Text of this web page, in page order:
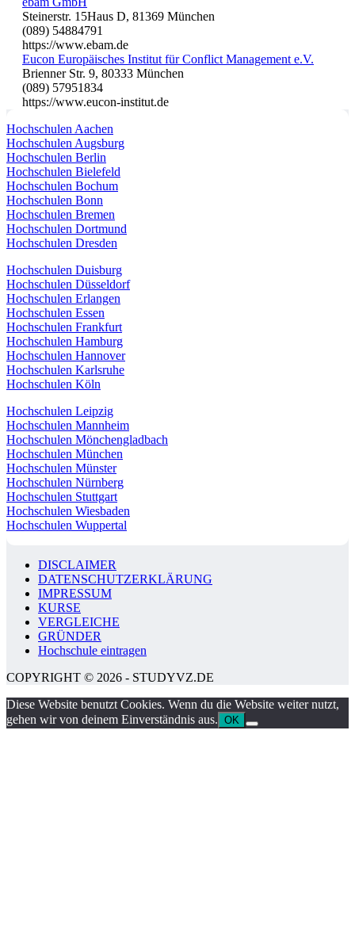
Steinerstr. 15Haus D, 81369 München
(089) 54884791
https://www.ebam.de
Eucon Europäisches Institut für Conflict Management e.V.
Brienner Str. 9, 80333 München
(089) 57951834
https://www.eucon-institut.de
Hochschulen Aachen
Hochschulen Augsburg
Hochschulen Berlin
Hochschulen Bielefeld
Hochschulen Bochum
Hochschulen Bonn
Hochschulen Bremen
Hochschulen Dortmund
Hochschulen Dresden
Hochschulen Duisburg
Hochschulen Düsseldorf
Hochschulen Erlangen
Hochschulen Essen
Hochschulen Frankfurt
Hochschulen Hamburg
Hochschulen Hannover
Hochschulen Karlsruhe
Hochschulen Köln
Hochschulen Leipzig
Hochschulen Mannheim
Hochschulen Mönchengladbach
Hochschulen München
Hochschulen Münster
Hochschulen Nürnberg
Hochschulen Stuttgart
Hochschulen Wiesbaden
Hochschulen Wuppertal
DISCLAIMER
DATENSCHUTZERKLÄRUNG
IMPRESSUM
KURSE
VERGLEICHE
GRÜNDER
Hochschule eintragen
COPYRIGHT © 2026 - STUDYVZ.DE
Diese Website benutzt Cookies. Wenn du die Website weiter nutzt,
gehen wir von deinem Einverständnis aus. OK